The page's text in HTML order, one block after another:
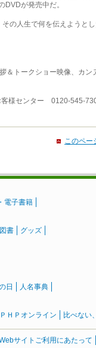
が発売中だ。
の人生で何を伝えようと
＆トークショー映像、カン
客様センター 0120-545-
このペー
電子書籍
書 グッズ
日 人名事典
ＰＨＰオンライン 比べない
サイトご利用にあたって